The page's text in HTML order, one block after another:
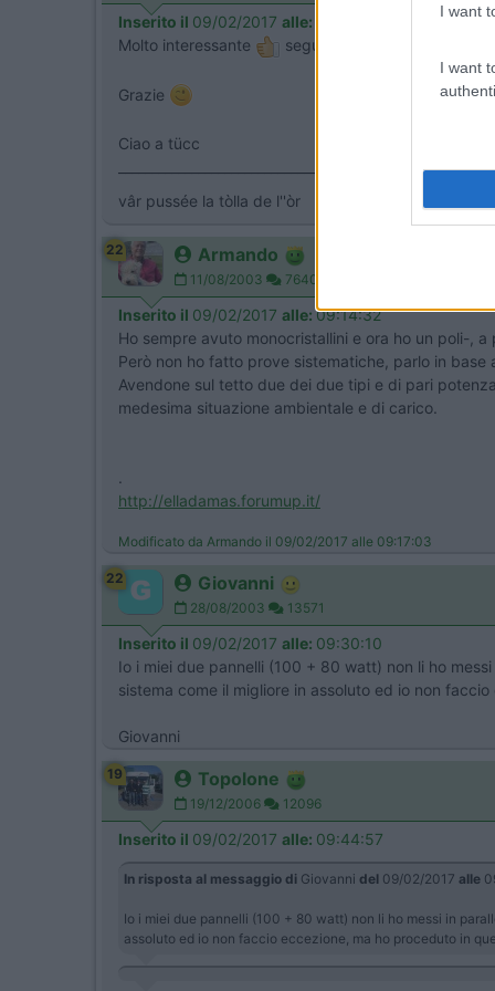
I want
I want
Inserito il 09/02/2017 alle:
Molto interessante
seguirò gli sviluppi ...
Grazie
Ciao a tücc
vâr pussée la tòlla de l''òr
22 Armando
11/08/2003 7640
Inserito il 09/02/2017 alle:09:14:32
Ho sempre avuto monocristallini e ora ho un poli-,
Però non ho fatto prove sistematiche, parlo in
Avendone sul tetto due dei due tipi e di pari
medesima situazione ambientale e di carico.
.
http://elladamas.forumup.it/
Modificato da Armando il 09/02/2017 alle 09:17:03
22 Giovanni
28/08/2003 13571
Inserito il 09/02/2017 alle: 09:30:10
Io i miei due pannelli (100 + 80 watt) non li ho
sistema come il migliore in assoluto ed io non
Giovanni
19 Topolone
19/12/2006 12096
Inserito il 09/02/2017 alle: 09:44:57
In risposta al messaggio di Giovanni del 09/02/2017 alle
Io i miei due pannelli (100 + 80 watt) non li ho messi in
assoluto ed io non faccio eccezione, ma ho proceduto in